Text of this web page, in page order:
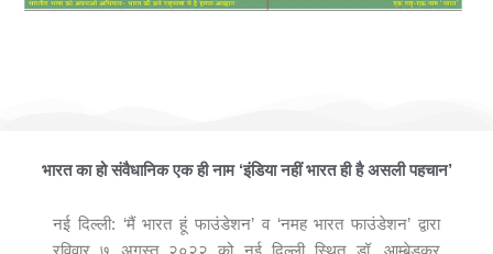
भारत का हो संवैधानिक एक ही नाम ‘इंडिया नहीं भारत ही है असली पहचान’
नई दिल्ली: ‘मैं भारत हूं फाउंडेशन’ व ‘नमह भारत फाउंडेशन’ द्वारा
रविवार ७ अगस्त २०२२ को नई दिल्ली स्थित डॉ. आम्बेडकर